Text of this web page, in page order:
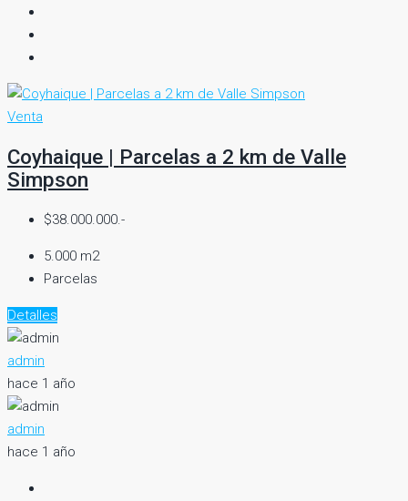
Venta
Coyhaique | Parcelas a 2 km de Valle
Simpson
$38.000.000.-
5.000 m2
Parcelas
Detalles
admin
hace 1 año
admin
hace 1 año